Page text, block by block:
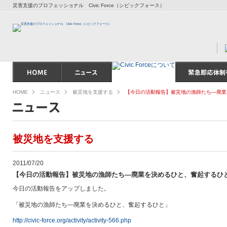
災害支援のプロフェッショナル Civic Force（シビックフォース）
HOME ニュース 被災地を支援する 【今日の活動報告】被災地の漁師たち―廃
被災地を支援する
2011/07/20
【今日の活動報告】被災地の漁師たち―廃業を決めるひと、奮起するひ
今日の活動報告をアップしました。
「被災地の漁師たち―廃業を決めるひと、奮起するひと」
http://civic-force.org/activity/activity-566.php